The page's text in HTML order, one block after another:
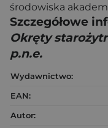
środowiska
Szczegółowe
Okręty
p.n.e.
Wydawnictwo:
EAN:
Autor: